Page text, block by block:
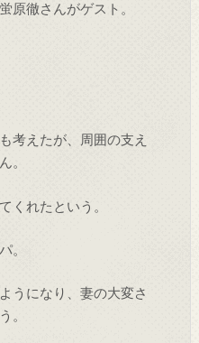
原徹さんがゲスト。
考えたが、周囲の支え
。
くれたという。
。
うになり、妻の大変さ
。